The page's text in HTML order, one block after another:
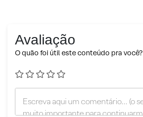
Avaliação
O quão foi útil este conteúdo pra você?